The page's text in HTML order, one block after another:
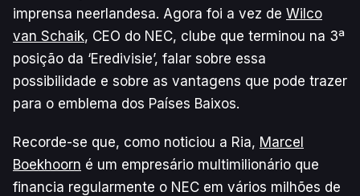
imprensa neerlandesa. Agora foi a vez de Wilco
van Schaik, CEO do NEC, clube que terminou na 3ª
posição da ‘Eredivisie’, falar sobre essa
possibilidade e sobre as vantagens que pode trazer
para o emblema dos Países Baixos.
Recorde-se que, como noticiou a Ria, Marcel
Boekhoorn é um empresário multimilionário que
financia regularmente o NEC em vários milhões de